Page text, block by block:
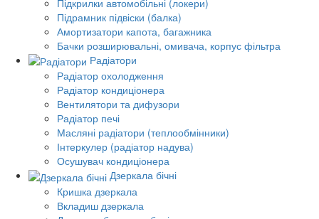
Підрамник підвіски (балка)
Амортизатори капота, багажника
Бачки розширювальні, омивача, корпус фільтра
Радіатори
Радіатор охолодження
Радіатор кондиціонера
Вентилятори та дифузори
Радіатор печі
Масляні радіатори (теплообмінники)
Інтеркулер (радіатор надува)
Осушувач кондиціонера
Дзеркала бічні
Кришка дзеркала
Вкладиш дзеркала